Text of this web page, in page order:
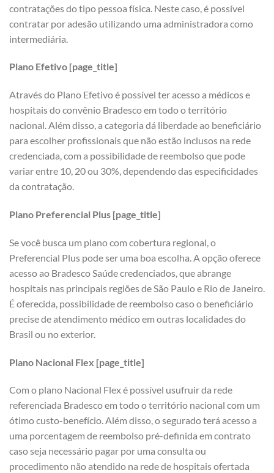
contratações do tipo pessoa física. Neste caso, é possível
contratar por adesão utilizando uma administradora como
intermediária.
Plano Efetivo [page_title]
Através do Plano Efetivo é possível ter acesso a médicos e
hospitais do convênio Bradesco em todo o território
nacional. Além disso, a categoria dá liberdade ao beneficiário
para escolher profissionais que não estão inclusos na rede
credenciada, com a possibilidade de reembolso que pode
variar entre 10, 20 ou 30%, dependendo das especificidades
da contratação.
Plano Preferencial Plus [page_title]
Se você busca um plano com cobertura regional, o
Preferencial Plus pode ser uma boa escolha. A opção oferece
acesso ao Bradesco Saúde credenciados, que abrange
hospitais nas principais regiões de São Paulo e Rio de Janeiro.
É oferecida, possibilidade de reembolso caso o beneficiário
precise de atendimento médico em outras localidades do
Brasil ou no exterior.
Plano Nacional Flex [page_title]
Com o plano Nacional Flex é possível usufruir da rede
referenciada Bradesco em todo o território nacional com um
ótimo custo-benefício. Além disso, o segurado terá acesso a
uma porcentagem de reembolso pré-definida em contrato
caso seja necessário pagar por uma consulta ou
procedimento não atendido na rede de hospitais ofertada